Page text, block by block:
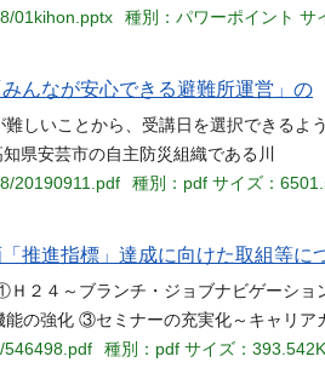
01kihon.pptx
種別：パワーポイント サ
んなが安心できる避難所運営」の
しいことから、受講日を選択できるよ
県安芸市の自主防災組織である川
20190911.pdf
種別：pdf サイズ：
推進指標」達成に向けた取組等に
２４～ブランチ・ジョブナビゲーショ
の強化 ③セミナーの充実化～キャリア
546498.pdf
種別：pdf サイズ：